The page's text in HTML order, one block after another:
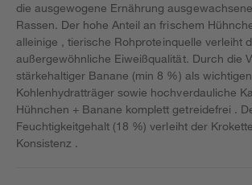
die ausgewogene Ernährung
Rassen. Der hohe Anteil an frischem
alleinige , tierische Rohproteinquelle verleiht
außergewöhnliche Eiweißqualität. Durch die
stärkehaltiger Banane (min 8 %) als wichtigen
Kohlenhydratträger sowie hochverdauliche
Hühnchen + Banane komplett getreidefrei .
Feuchtigkeitgehalt (18 %) verleiht der
Konsistenz .